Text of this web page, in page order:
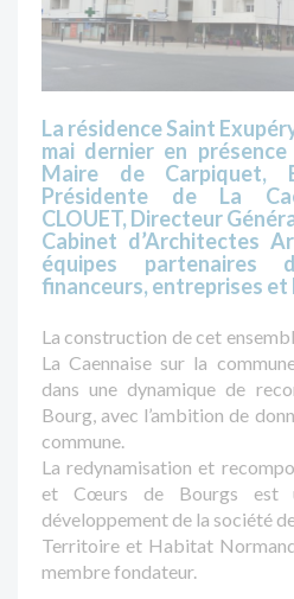
La résidence Saint
mai dernier en présence
Maire de Carpiquet,
Présidente de La
CLOUET, Directeur
Cabinet d’Architectes
équipes partenaires
financeurs, entreprises
La construction de cet
La Caennaise sur la
dans une dynamique de
Bourg, avec l’ambition de
commune.
La redynamisation et
et Cœurs de Bourgs est
développement de la société
Territoire et Habitat
membre fondateur.